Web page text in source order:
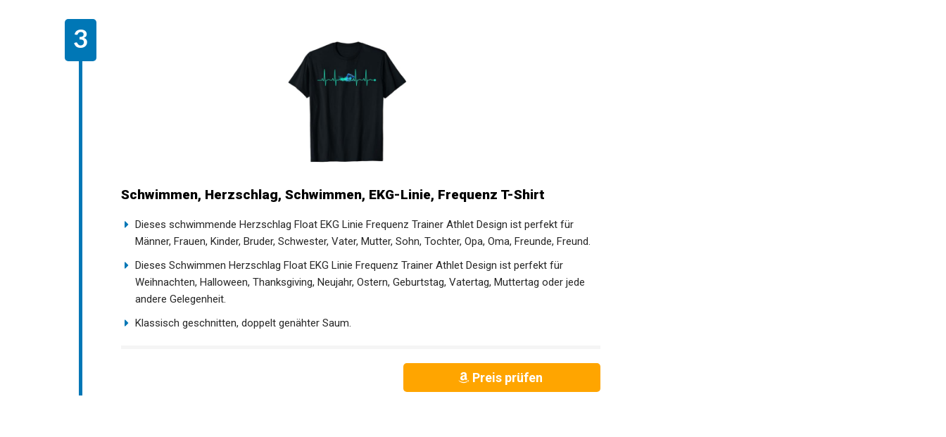
Schwimmen, Herzschlag, Schwimmen, EKG-Linie, Frequenz T-Shirt
Dieses schwimmende Herzschlag Float EKG Linie Frequenz Trainer Athlet Design ist perfekt für
Männer, Frauen, Kinder, Bruder, Schwester, Vater, Mutter, Sohn, Tochter, Opa, Oma, Freunde, Freund.
Dieses Schwimmen Herzschlag Float EKG Linie Frequenz Trainer Athlet Design ist perfekt für
Weihnachten, Halloween, Thanksgiving, Neujahr, Ostern, Geburtstag, Vatertag, Muttertag oder jede
andere Gelegenheit.
Klassisch geschnitten, doppelt genähter Saum.
Preis prüfen